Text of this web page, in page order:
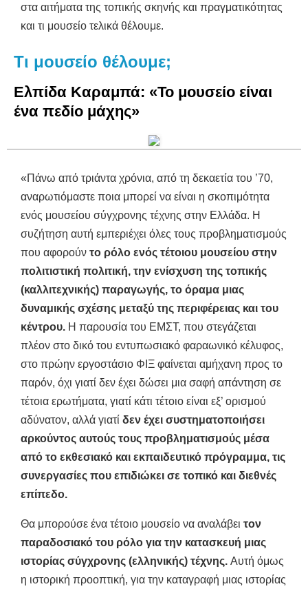
στα αιτήματα της τοπικής σκηνής και πραγματικότητας
και τι μουσείο τελικά θέλουμε.
Τι μουσείο θέλουμε;
Ελπίδα Καραμπά: «Το μουσείο είναι
ένα πεδίο μάχης»
«Πάνω από τριάντα χρόνια, από τη δεκαετία του ’70,
αναρωτιόμαστε ποια μπορεί να είναι η σκοπιμότητα
ενός μουσείου σύγχρονης τέχνης στην Ελλάδα. Η
συζήτηση αυτή εμπεριέχει όλες τους προβληματισμούς
που αφορούν το ρόλο ενός τέτοιου μουσείου στην
πολιτιστική πολιτική, την ενίσχυση της τοπικής
(καλλιτεχνικής) παραγωγής, το όραμα μιας
δυναμικής σχέσης μεταξύ της περιφέρειας και του
κέντρου. Η παρουσία του ΕΜΣΤ, που στεγάζεται
πλέον στο δικό του εντυπωσιακό φαραωνικό κέλυφος,
στο πρώην εργοστάσιο ΦΙΞ φαίνεται αμήχανη προς το
παρόν, όχι γιατί δεν έχει δώσει μια σαφή απάντηση σε
τέτοια ερωτήματα, γιατί κάτι τέτοιο είναι εξ’ ορισμού
αδύνατον, αλλά γιατί δεν έχει συστηματοποιήσει
αρκούντος αυτούς τους προβληματισμούς μέσα
από το εκθεσιακό και εκπαιδευτικό πρόγραμμα, τις
συνεργασίες που επιδιώκει σε τοπικό και διεθνές
επίπεδο.
Θα μπορούσε ένα τέτοιο μουσείο να αναλάβει τον
παραδοσιακό του ρόλο για την κατασκευή μιας
ιστορίας σύγχρονης (ελληνικής) τέχνης. Αυτή όμως
η ιστορική προοπτική, για την καταγραφή μιας ιστορίας